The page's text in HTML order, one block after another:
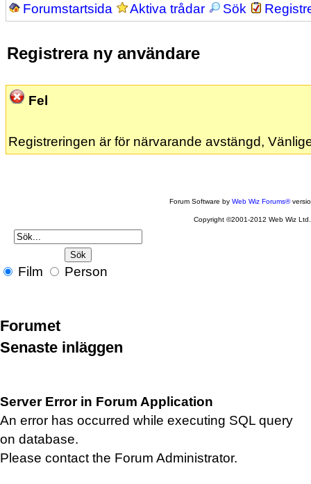
Forumstartsida Aktiva trådar Sök
Registrera ny användare
Fel
Registreringen är för närvarande avstängd,
Forum Software byWeb Wiz Forums®
Copyright ©2001-2012 Web Wiz Ltd.
Film Person
Forumet
Senaste inläggen
Server Error in Forum Application
An error has occurred while executing SQL query
on database.
Please contact the Forum Administrator.